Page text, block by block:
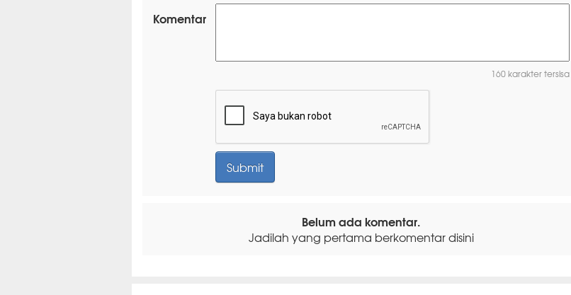
Komentar
160 karakter tersisa
Belum ada komentar.
Jadilah yang pertama berkomentar disini